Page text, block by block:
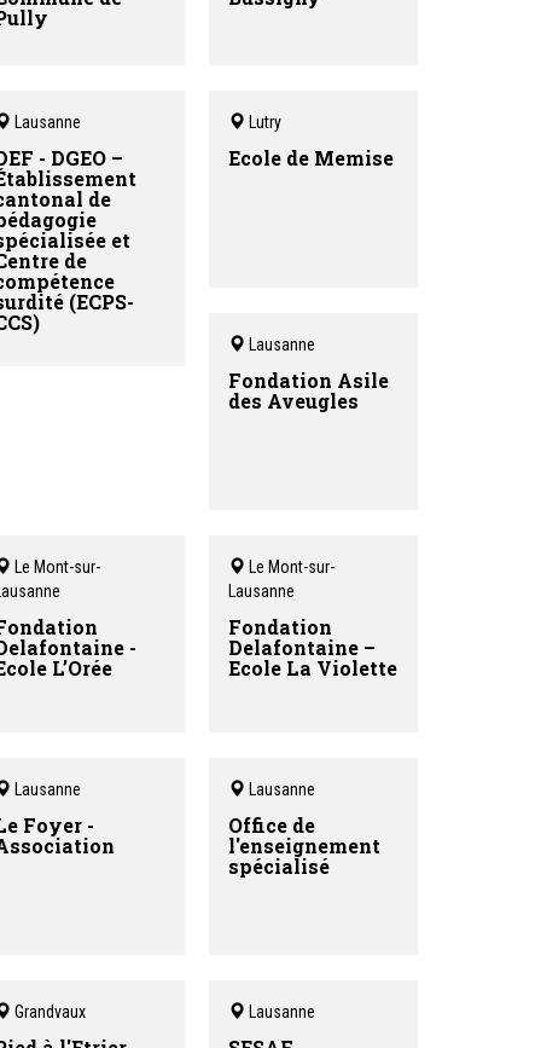
Lausanne
- DGEO –
de
et
de
(ECPS-
Lutry
Ecole de Memise
Lausanne
Fondation Asile
des Aveugles
Le Mont-sur-
-
L’Orée
Le Mont-sur-
Lausanne
Fondation
Delafontaine –
Ecole La Violette
Lausanne
Foyer -
Lausanne
Office de
l'enseignement
spécialisé
Grandvaux Lausanne